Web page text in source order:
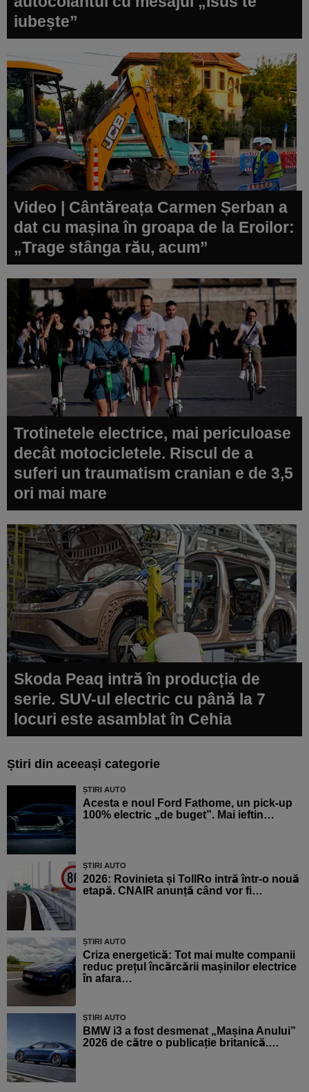
iubește”
Video | Cântăreața Carmen Șerban a
dat cu mașina în groapa de la Eroilor:
„Trage stânga rău, acum”
Trotinetele electrice, mai periculoase
decât motocicletele. Riscul de a
suferi un traumatism cranian e de 3,5
ori mai mare
Skoda Peaq intră în producția de
serie. SUV-ul electric cu până la 7
locuri este asamblat în Cehia
Știri din aceeași categorie
ȘTIRI AUTO
Acesta e noul Ford Fathome, un pick-up
100% electric „de buget”. Mai ieftin…
ȘTIRI AUTO
2026: Rovinieta și TollRo intră într-o nouă
etapă. CNAIR anunță când vor fi…
ȘTIRI AUTO
Criza energetică: Tot mai multe companii
reduc prețul încărcării mașinilor electrice
în afara…
ȘTIRI AUTO
BMW i3 a fost desmenat „Mașina Anului”
2026 de către o publicație britanică.…